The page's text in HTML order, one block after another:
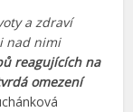
a zdraví
nad nimi
reagujících na
omezení